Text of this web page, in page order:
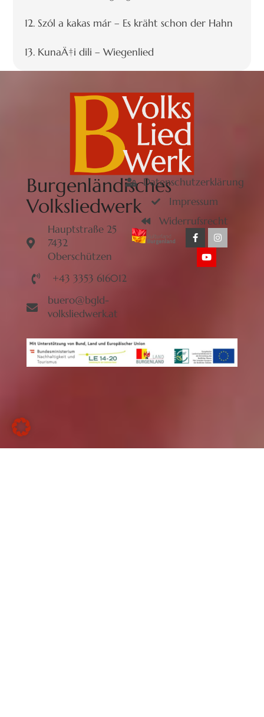
12. Szól a kakas már – Es kräht schon der Hahn
13. KunaÄ‡i dili – Wiegenlied
Burgenländisches
Volksliedwerk
Hauptstraße 25
7432
Oberschützen
+43 3353 616012
buero@bgld-
volksliedwerk.at
Datenschutzerklärung
Impressum
Widerrufsrecht